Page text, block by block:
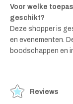
Voor welke
geschikt?
Deze shopper is
en evenementen.
boodschappen en
Reviews